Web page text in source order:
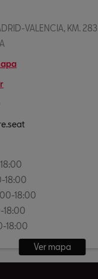
VALENCIA, KM. 283
18:00
18:00
18:00
18:00
Ver mapa